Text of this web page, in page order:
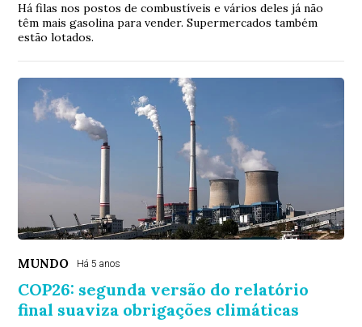
Há filas nos postos de combustíveis e vários deles já não
têm mais gasolina para vender. Supermercados também
estão lotados.
MUNDO Há 5 anos
COP26: segunda versão do relatório
final suaviza obrigações climáticas